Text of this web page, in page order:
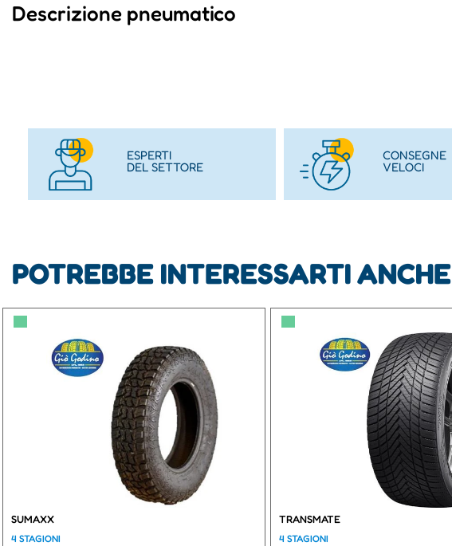
Descrizione pneumatico
ESPERTI
DEL SETTORE
CONSEGNE
VELOCI
POTREBBE INTERESSARTI ANCHE
▀
SUMAXX
4 STAGIONI
▀
TRANSMATE
4 STAGIONI